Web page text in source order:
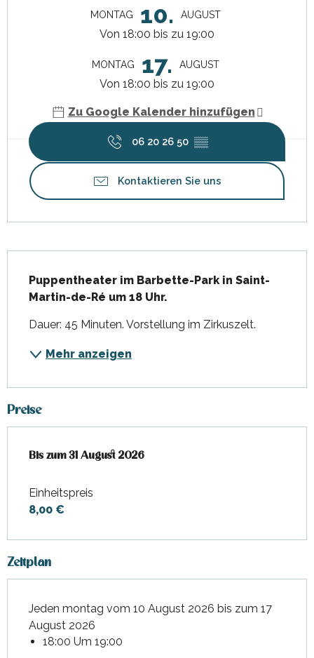
MONTAG 10. AUGUST
Von 18:00 bis zu 19:00
MONTAG 17. AUGUST
Von 18:00 bis zu 19:00
Zu Google Kalender hinzufügen
06 20 26 50 ▒▒
Kontaktieren Sie uns
Puppentheater im Barbette-Park in Saint-
Martin-de-Ré um 18 Uhr.
Dauer: 45 Minuten. Vorstellung im Zirkuszelt.
Mehr anzeigen
Preise
ab1 Juli 2026bis zum31 August 2026
Bis zum31 August 2026
Einheitspreis
8,00 €
Zeitplan
Jeden montag vom 10 August 2026 bis zum 17
August 2026
18:00 Um 19:00